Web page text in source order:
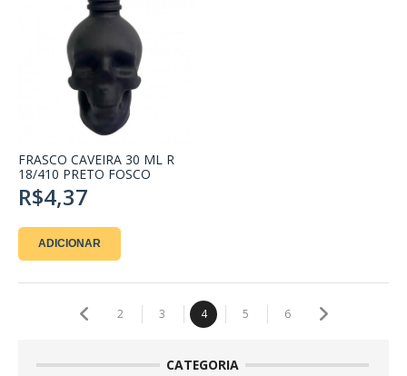
FRASCO CAVEIRA 30 ML R
18/410 PRETO FOSCO
R$4,37
ADICIONAR
2 3 4 5 6
CATEGORIA